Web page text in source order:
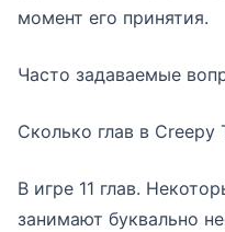
момент его принятия.
Часто задаваемые
Сколько глав в Creepy
В игре 11 глав.
занимают буквально